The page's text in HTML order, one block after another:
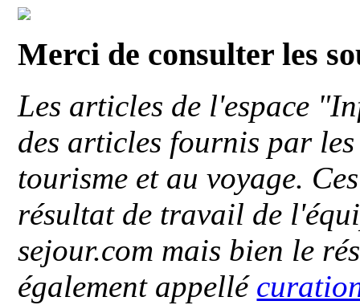
Merci de consulter les
Les articles de l'espace
des articles fournis par
tourisme et au voyage.
résultat de travail de
sejour.com mais bien le
également appellé